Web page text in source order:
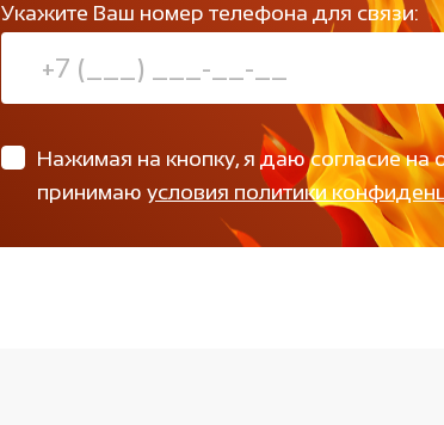
Укажите Ваш номер телефона для связи:
Нажимая на кнопку, я даю согласие
принимаю условия политики